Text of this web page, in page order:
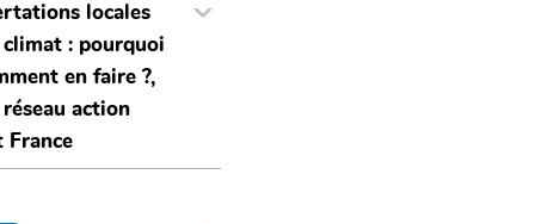
locales
: pourquoi
en faire ?,
action
France